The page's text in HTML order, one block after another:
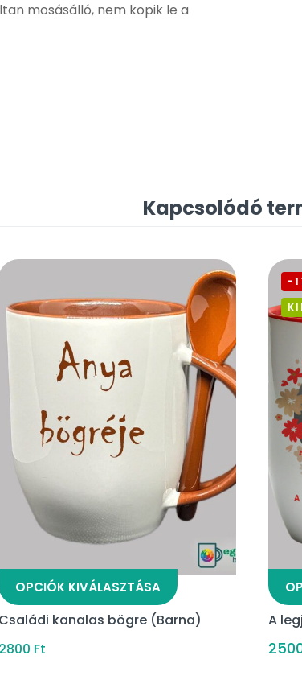
mosásálló, nem kopik le a
Kapcsolódó
OPCIÓK KIVÁLASZTÁSA
Családi kanalas bögre (Barna)
2800 Ft
-
A